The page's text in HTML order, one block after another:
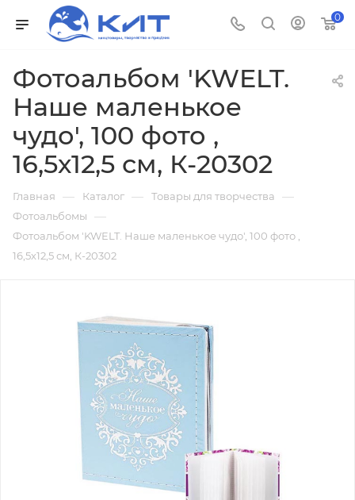
0
Фотоальбом 'KWELT.
Наше маленькое
чудо', 100 фото ,
16,5х12,5 см, К-20302
Главная — Каталог — Товары для творчества —
Фотоальбомы —
Фотоальбом 'KWELT. Наше маленькое чудо', 100 фото ,
16,5х12,5 см, К-20302